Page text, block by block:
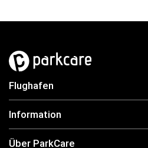
Flughafen
Information
Über ParkCare